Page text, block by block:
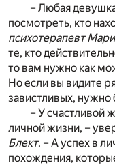
– Любая
посмотреть, кто
психотерапевт
те, кто
то вам нужно как
Но если вы видите
завистливых,
– У счастливой
личной жизни, –
Блект. – А успех в
похождения,